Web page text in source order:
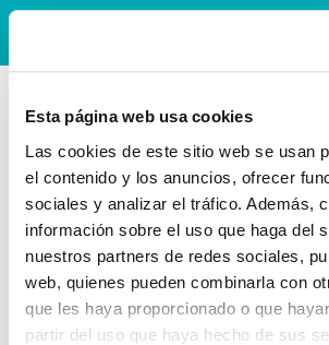
Esta página web usa cookies
Las cookies de este sitio web se usan
el contenido y los anuncios, ofrecer
sociales y analizar el tráfico. Además,
información sobre el uso que haga del
nuestros partners de redes sociales,
web, quienes pueden combinarla con
que les haya proporcionado o que
partir del uso que haya hecho de sus